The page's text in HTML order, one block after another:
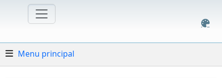
Menu principal